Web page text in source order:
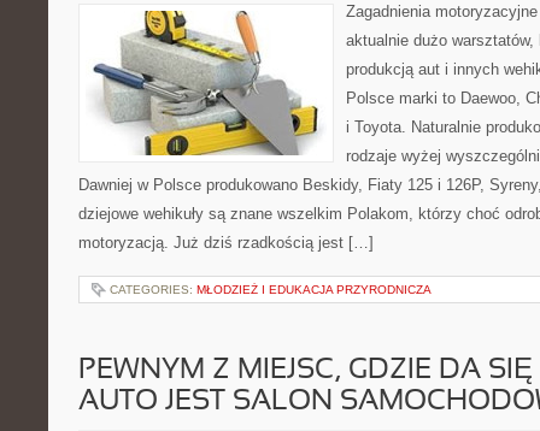
Zagadnienia
aktualnie dużo
produkcją aut i innych
Polsce marki to Daewoo,
i Toyota. Naturalnie
rodzaje wyżej
Dawniej w Polsce produkowano Beskidy, Fiaty 125 i 126P,
dziejowe wehikuły są znane wszelkim Polakom, którzy choć
motoryzacją. Już dziś rzadkością jest […]
CATEGORIES: MŁODZIEŻ I EDUKACJA PRZYRODNICZA
PEWNYM Z MIEJSC, GDZIE DA
AUTO JEST SALON